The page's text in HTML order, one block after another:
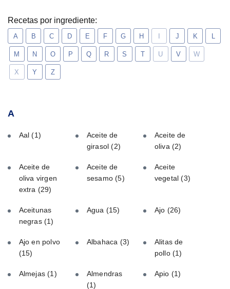
Recetas por ingrediente:
A B C D E F G H I J K L
M N O P Q R S T U V W
X Y Z
A
Aal(1)
Aceite de
girasol(2)
Aceite de
oliva(2)
Aceite de
oliva virgen
extra (29)
Aceite de
sesamo(5)
Aceite
vegetal(3)
Aceitunas
negras (1)
Agua (15) Ajo (26)
Ajo en polvo
(15)
Albahaca (3)
Alitas de
pollo(1)
Almejas(1)
Almendras
(1)
Apio (1)